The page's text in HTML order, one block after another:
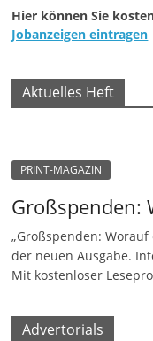
Hier können Sie
Jobanzeigen eintragen
Aktuelles Heft
PRINT-MAGAZIN
Großspenden:
„Großspenden:
der neuen Ausgabe.
Mit kostenloser
Advertorials